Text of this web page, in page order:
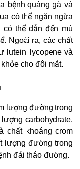
bệnh quáng gà và
có thể ngăn ngừa
có thể dẫn đến mù
Ngoài ra, các chất
lutein, lycopene và
cho đôi mắt.
lượng đường trong
carbohydrate.
chất khoáng crom
lượng đường trong
đái tháo đường.